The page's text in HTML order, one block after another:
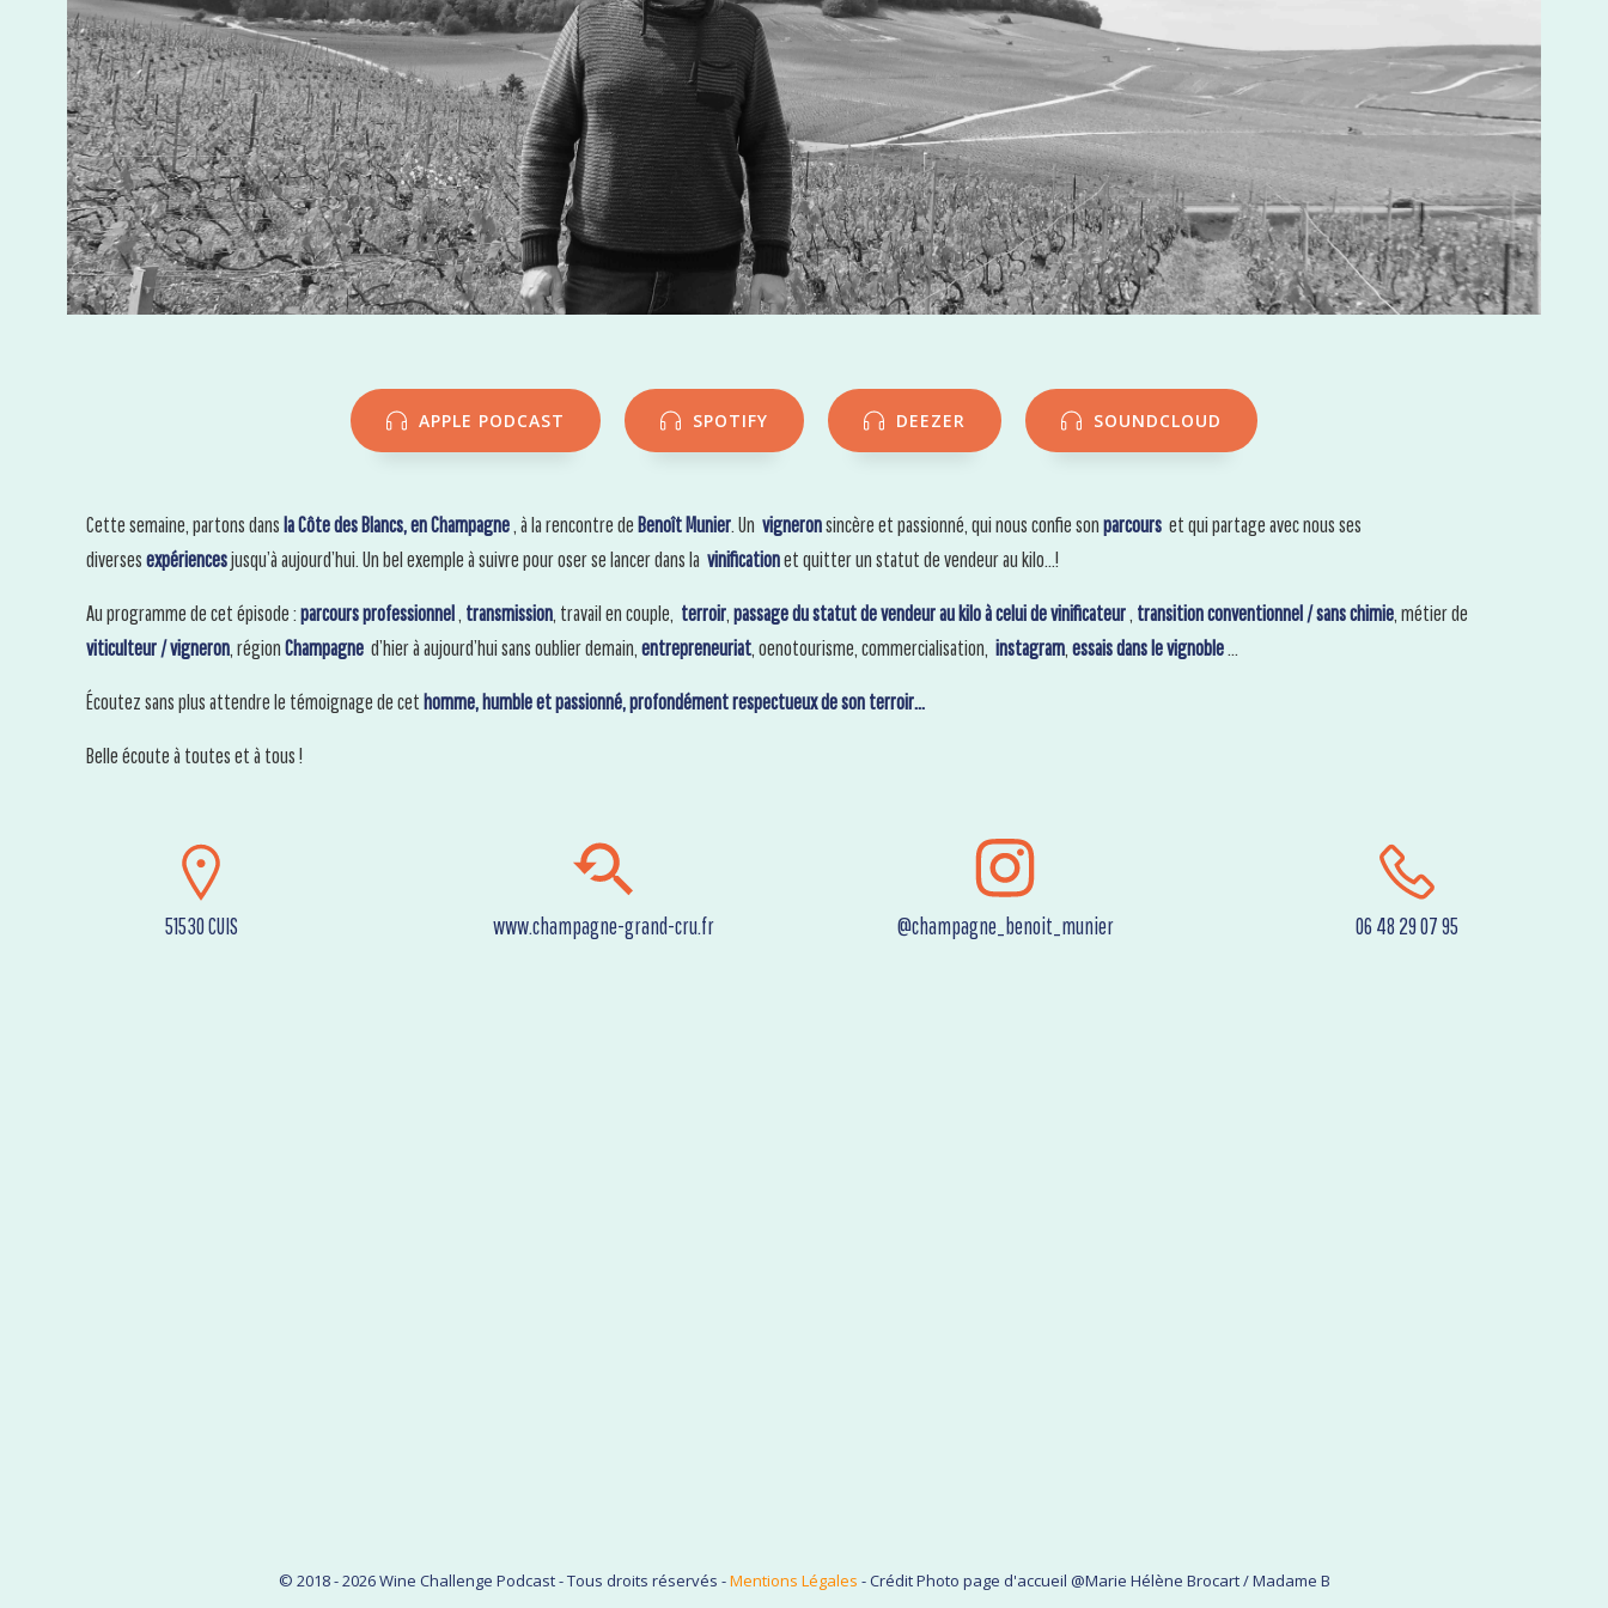
APPLE PODCAST SPOTIFY DEEZER SOUNDCLOUD
Cette semaine, partons dans la Côte des Blancs, en Champagne, à la rencontre de Benoît Munier. Un vigneronsincère et passionné, qui nous confie sonparcours et qui partage avec nous ses
diversesexpériencesjusqu’à aujourd’hui. Un bel exemple à suivre pour oser se lancer dans la vinificationet quitter un statut de vendeur au kilo…!
Au programme de cet épisode :parcours professionnel, transmission, travail en couple, terroir,passage du statut de vendeur au kilo à celui de vinificateur, transition conventionnel / sans chimie, métier de
viticulteur / vigneron, régionChampagne d’hier à aujourd’hui sans oublier demain,entrepreneuriat, oenotourisme, commercialisation, instagram,essais dans le vignoble…
Écoutez sans plus attendre le témoignage de cet homme, humble et passionné, profondément respectueux de son terroir…
Belle écoute à toutes et à tous !
51530 CUIS www.champagne-grand-cru.fr @champagne_benoit_munier 06 48 29 07 95
© 2018 - 2026 Wine Challenge Podcast - Tous droits réservés -Mentions Légales - Crédit Photo page d'accueil @Marie Hélène Brocart / Madame B